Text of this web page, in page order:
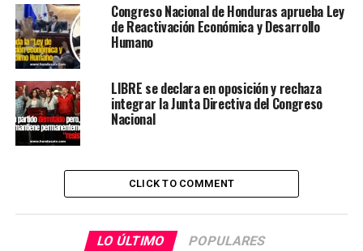
Congreso Nacional de Honduras aprueba Ley
de Reactivación Económica y Desarrollo
Humano
LIBRE se declara en oposición y rechaza
integrar la Junta Directiva del Congreso
Nacional
CLICK TO COMMENT
LO ÚLTIMO POPULARES